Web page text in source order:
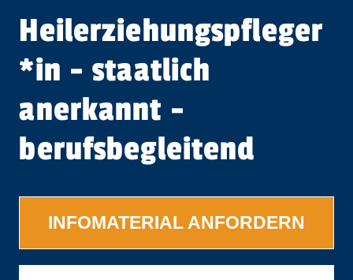
Heil­er­ziehungspfleger​
*in - staatlich
anerkannt -
berufsbegleitend
INFOMATERIAL ANFORDERN